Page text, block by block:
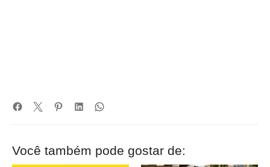
Você também pode gostar de: